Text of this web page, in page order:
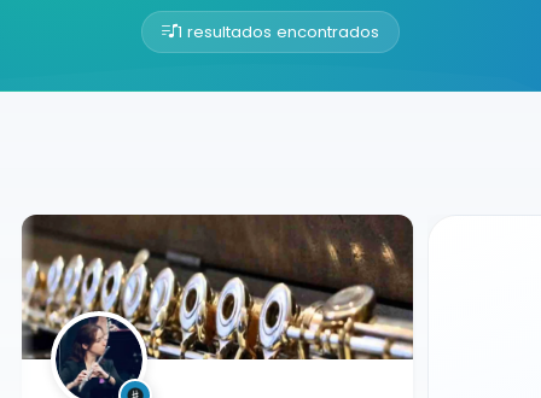
1 resultados encontrados
Buscador de músicos